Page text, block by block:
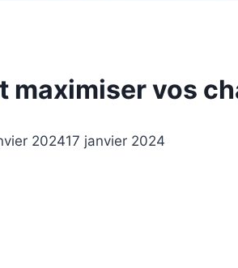
maximiser vos
202417 janvier 2024